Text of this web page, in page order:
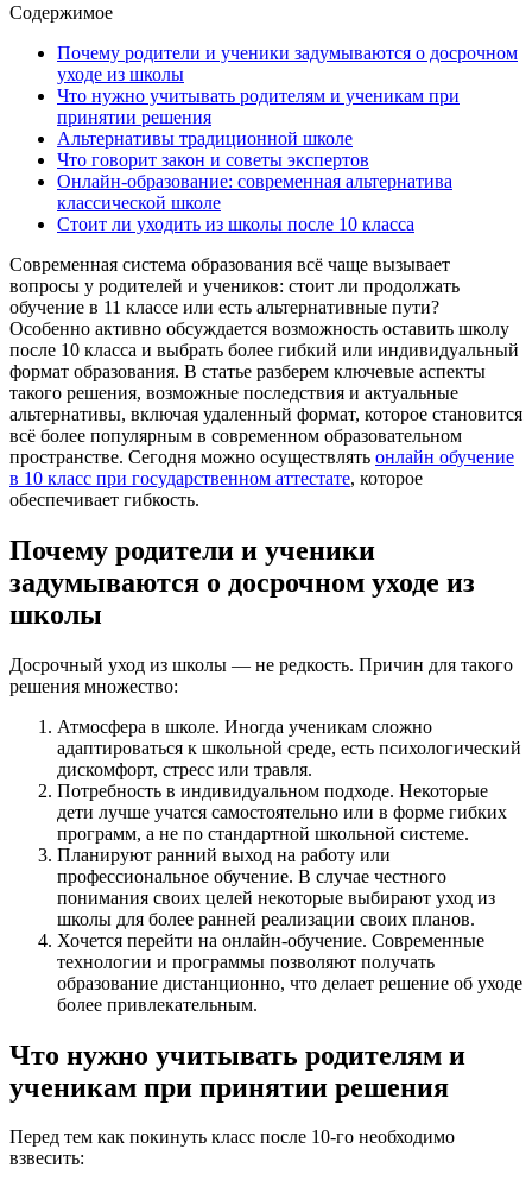
Содержимое
Почему родители и ученики задумываются о досрочном
уходе из школы
Что нужно учитывать родителям и ученикам при
принятии решения
Альтернативы традиционной школе
Что говорит закон и советы экспертов
Онлайн-образование: современная альтернатива
классической школе
Стоит ли уходить из школы после 10 класса
Современная система образования всё чаще вызывает
вопросы у родителей и учеников: стоит ли продолжать
обучение в 11 классе или есть альтернативные пути?
Особенно активно обсуждается возможность оставить школу
после 10 класса и выбрать более гибкий или индивидуальный
формат образования. В статье разберем ключевые аспекты
такого решения, возможные последствия и актуальные
альтернативы, включая удаленный формат, которое становится
всё более популярным в современном образовательном
пространстве. Сегодня можно осуществлять онлайн обучение
в 10 класс при государственном аттестате, которое
обеспечивает гибкость.
Почему родители и ученики
задумываются о досрочном уходе из
школы
Досрочный уход из школы — не редкость. Причин для такого
решения множество:
Атмосфера в школе. Иногда ученикам сложно
адаптироваться к школьной среде, есть психологический
дискомфорт, стресс или травля.
Потребность в индивидуальном подходе. Некоторые
дети лучше учатся самостоятельно или в форме гибких
программ, а не по стандартной школьной системе.
Планируют ранний выход на работу или
профессиональное обучение. В случае честного
понимания своих целей некоторые выбирают уход из
школы для более ранней реализации своих планов.
Хочется перейти на онлайн-обучение. Современные
технологии и программы позволяют получать
образование дистанционно, что делает решение об уходе
более привлекательным.
Что нужно учитывать родителям и
ученикам при принятии решения
Перед тем как покинуть класс после 10-го необходимо
взвесить: